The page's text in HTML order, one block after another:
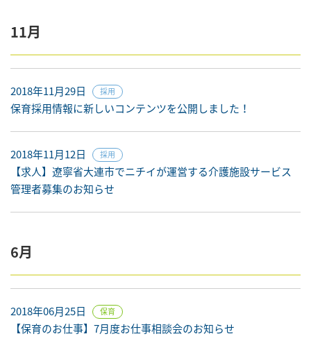
11月
2018年11月29日 採用
保育採用情報に新しいコンテンツを公開しました！
2018年11月12日 採用
【求人】遼寧省大連市でニチイが運営する介護施設サービス
管理者募集のお知らせ
6月
2018年06月25日 保育
【保育のお仕事】7月度お仕事相談会のお知らせ